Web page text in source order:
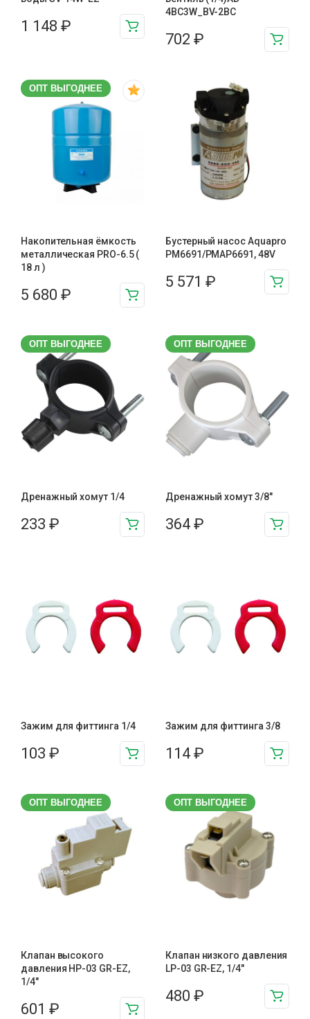
1 148 ₽
4BC3W_BV-2BC
702 ₽
ОПТ ВЫГОДНЕЕ
Накопительная ёмкость
металлическая PRO-6.5 (
18 л )
5 680 ₽
Бустерный насос Aquapro
PM6691/PMAP6691, 48V
5 571 ₽
ОПТ ВЫГОДНЕЕ
Дренажный хомут 1/4
233 ₽
ОПТ ВЫГОДНЕЕ
Дренажный хомут 3/8"
364 ₽
Зажим для фиттинга 1/4
103 ₽
Зажим для фиттинга 3/8
114 ₽
ОПТ ВЫГОДНЕЕ
Клапан высокого
давления HP-03 GR-EZ,
1/4"
601 ₽
ОПТ ВЫГОДНЕЕ
Клапан низкого давления
LP-03 GR-EZ, 1/4"
480 ₽